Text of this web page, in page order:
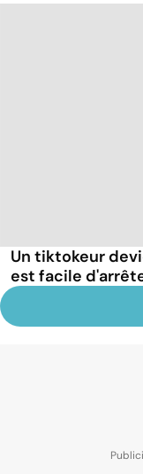
Un tiktokeur
est facile